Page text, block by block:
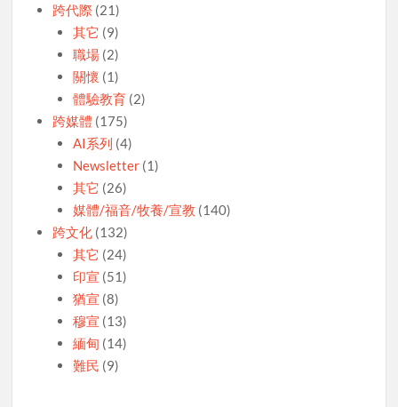
跨代際 (21)
其它 (9)
職場(2)
關懷 (1)
體驗教育(2)
跨媒體 (175)
AI系列 (4)
Newsletter(1)
其它 (26)
媒體/福音/牧養/宣教 (140)
跨文化 (132)
其它 (24)
印宣 (51)
猶宣 (8)
穆宣 (13)
緬甸 (14)
難民 (9)